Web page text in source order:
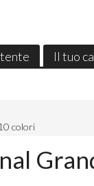
Il tuo
colori